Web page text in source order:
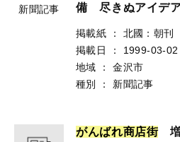
新聞記事
備 尽きぬアイデ
掲載紙 ：
北國：朝刊
掲載日
：
1999-03-02
地域
：
金沢市
種別
： 新聞記事
がんばれ商店街増